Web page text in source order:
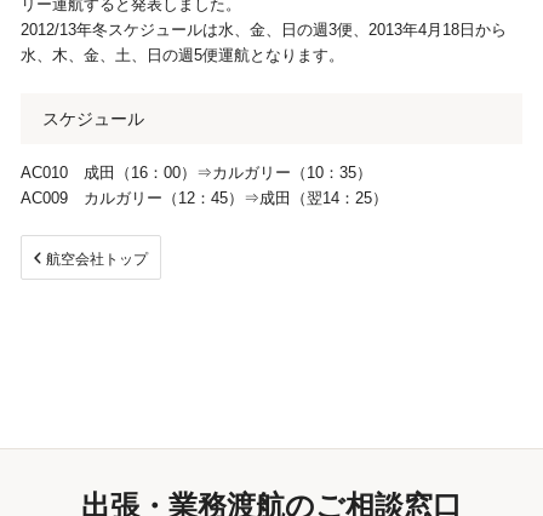
視察旅行・研修旅行 国内手配トップ
リー運航すると発表しました。
2012/13年冬スケジュールは水、金、日の週3便、2013年4月18日から
水、木、金、土、日の週5便運航となります。
スケジュール
AC010 成田（16：00）⇒カルガリー（10：35）
AC009 カルガリー（12：45）⇒成田（翌14：25）
航空会社トップ
出張・業務渡航のご相談窓口